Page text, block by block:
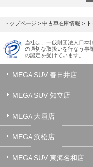
トップページ > 中古車在庫情報 >
当社は、一般財団法人日本
の適切な取扱いを行なう事
の認定を受けています。
MEGA SUV 春日井店
MEGA SUV 知立店
MEGA 大垣店
MEGA 浜松店
MEGA SUV 東海名和店